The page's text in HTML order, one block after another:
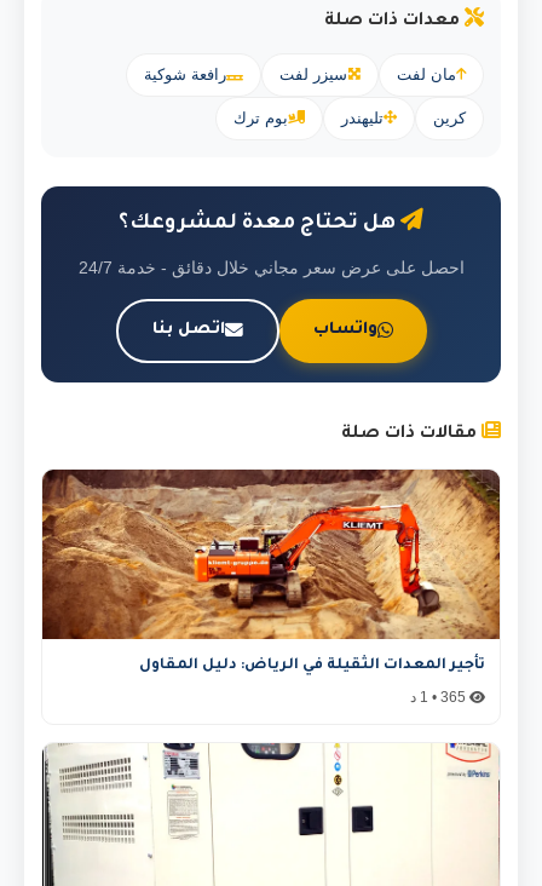
معدات ذات صلة
مان لفت سيزر لفت رافعة شوكية
كرين تليهندر بوم ترك
هل تحتاج معدة لمشروعك؟
احصل على عرض سعر مجاني خلال دقائق - خدمة 24/7
واتساب اتصل بنا
مقالات ذات صلة
تأجير المعدات الثقيلة في الرياض: دليل المقاول